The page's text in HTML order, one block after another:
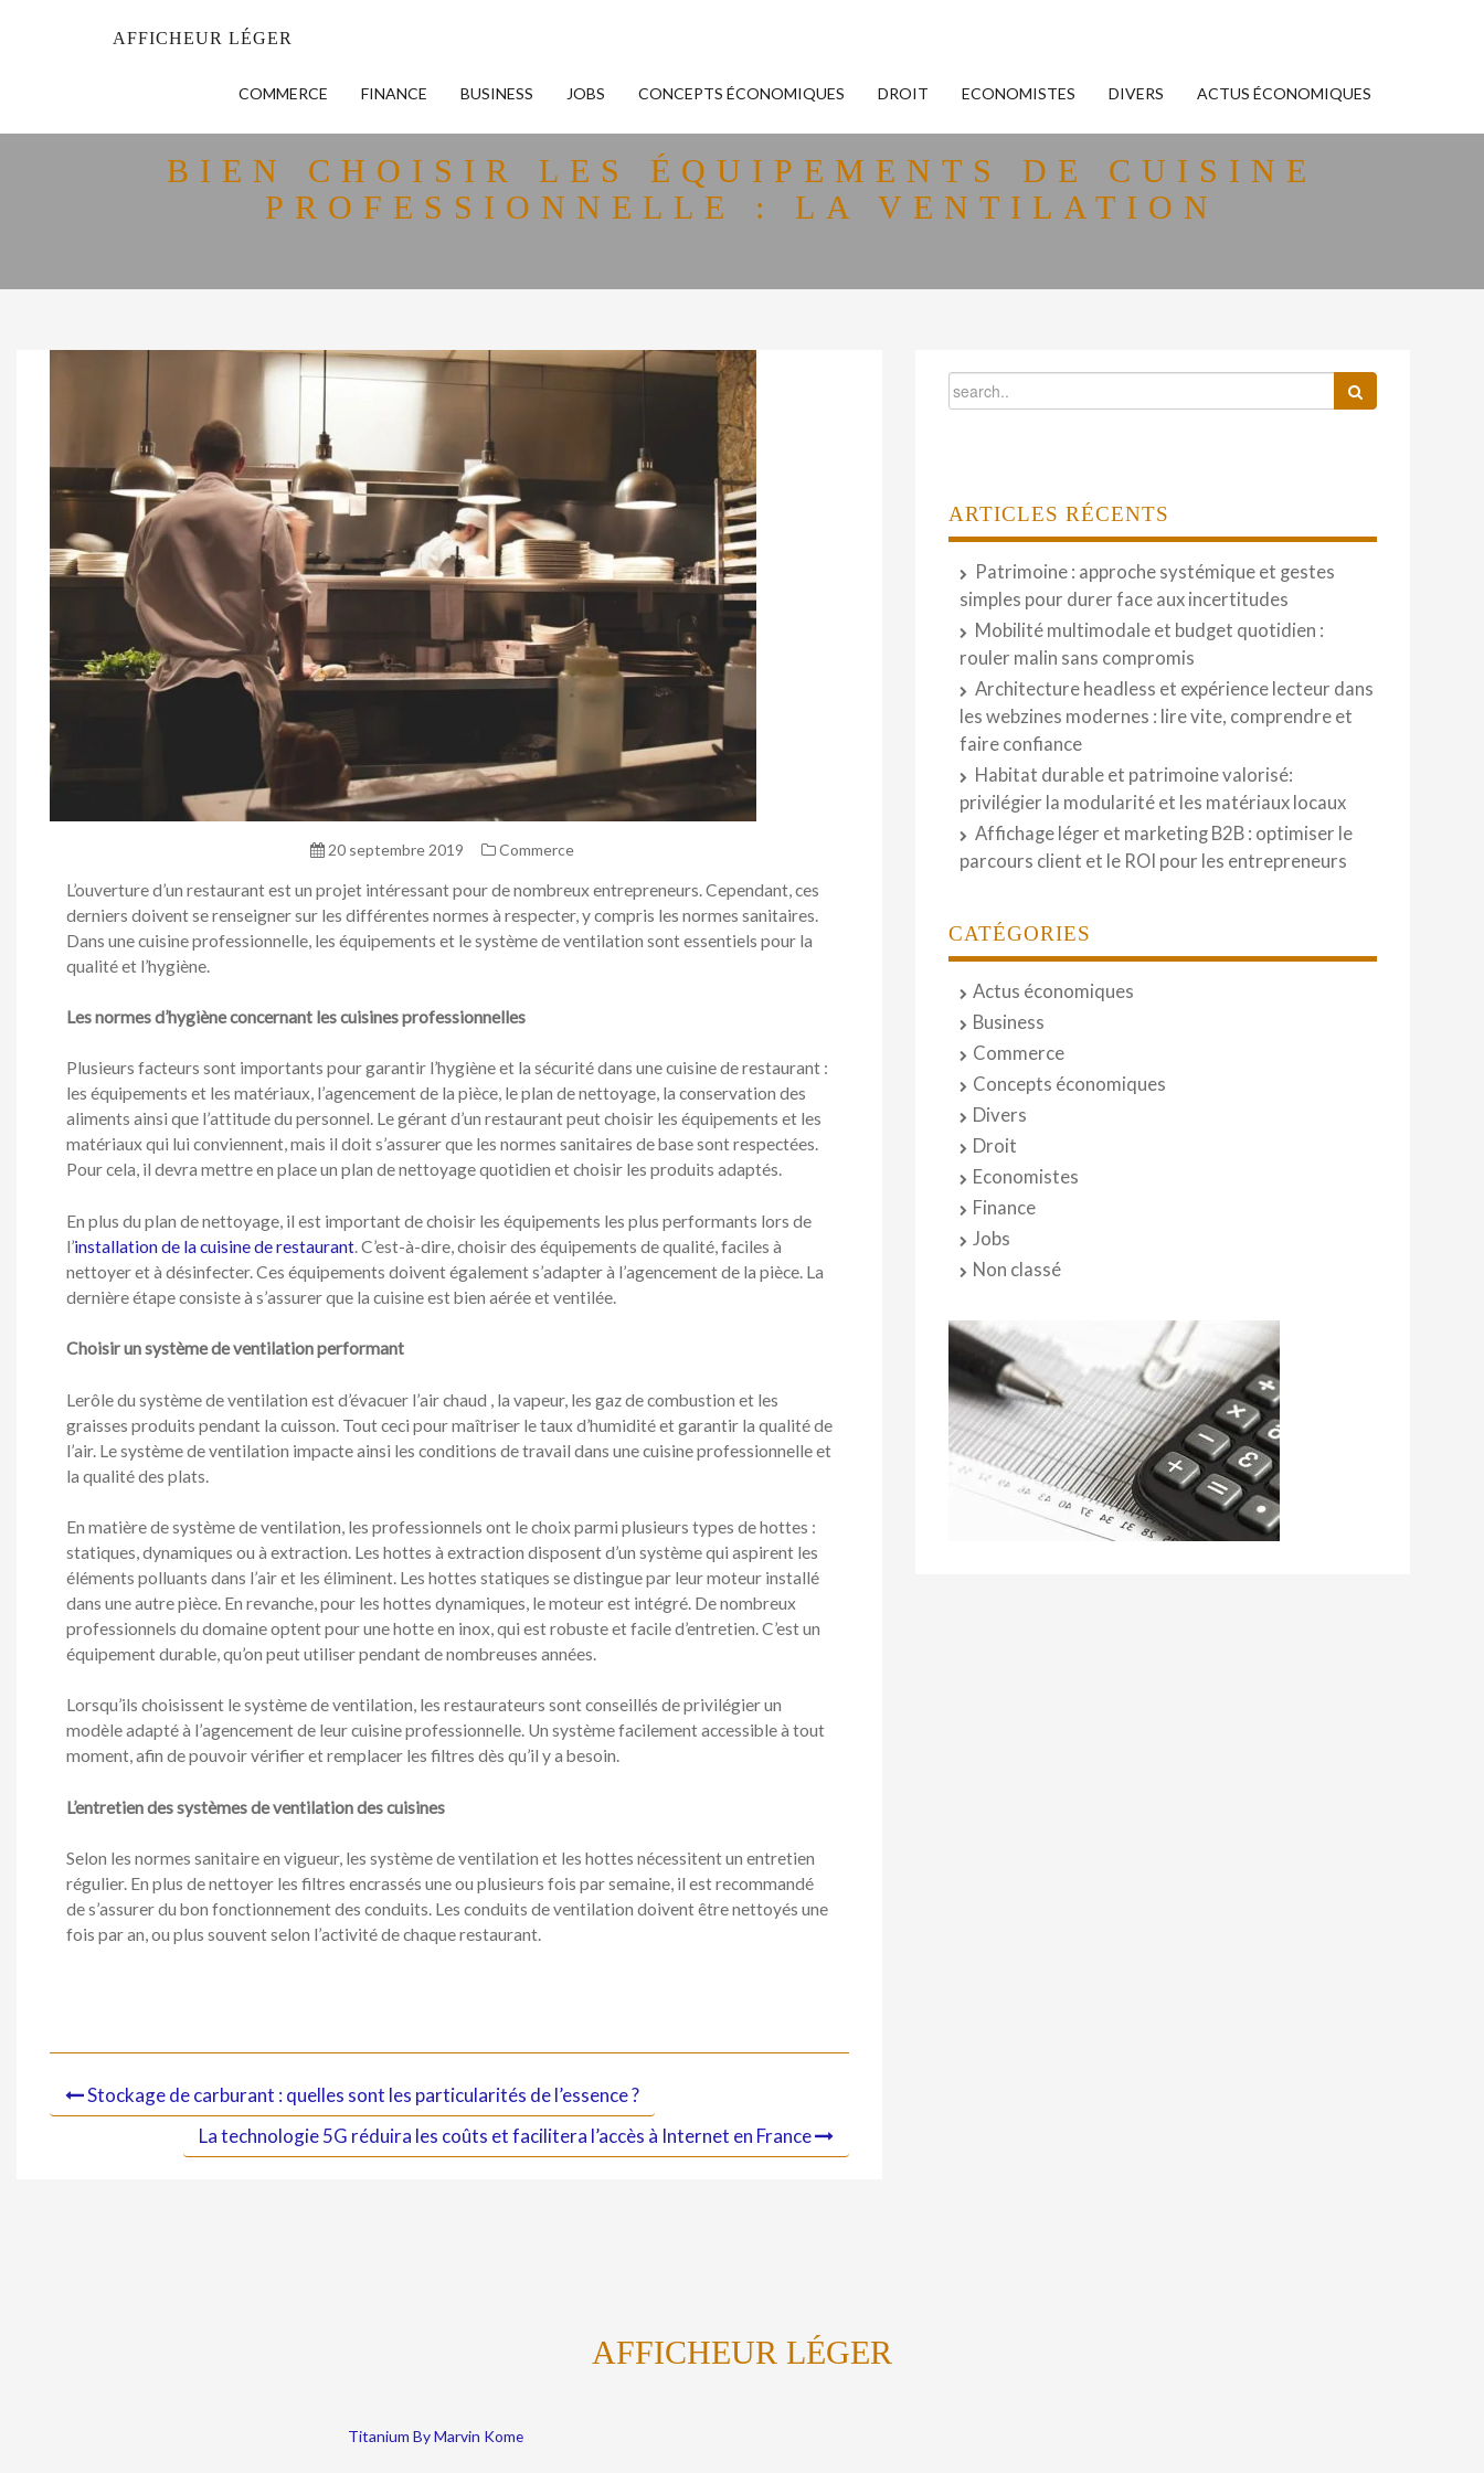
AFFICHEUR LÉGER
COMMERCE FINANCE BUSINESS JOBS CONCEPTS ÉCONOMIQUES DROIT ECONOMISTES DIVERS ACTUS ÉCONOMIQUES
BIEN CHOISIR LES ÉQUIPEMENTS DE CUISINE
PROFESSIONNELLE : LA VENTILATION
20 septembre 2019 Commerce
L’ouverture d’un restaurant est un projet intéressant pour de nombreux entrepreneurs. Cependant, ces
derniers doivent se renseigner sur les différentes normes à respecter, y compris les normes sanitaires.
Dans une cuisine professionnelle, les équipements et le système de ventilation sont essentiels pour la
qualité et l’hygiène.
Les normes d’hygiène concernant les cuisines professionnelles
Plusieurs facteurs sont importants pour garantir l’hygiène et la sécurité dans une cuisine de restaurant :
les équipements et les matériaux, l’agencement de la pièce, le plan de nettoyage, la conservation des
aliments ainsi que l’attitude du personnel. Le gérant d’un restaurant peut choisir les équipements et les
matériaux qui lui conviennent, mais il doit s’assurer que les normes sanitaires de base sont respectées.
Pour cela, il devra mettre en place un plan de nettoyage quotidien et choisir les produits adaptés.
En plus du plan de nettoyage, il est important de choisir les équipements les plus performants lors de
l’installation de la cuisine de restaurant. C’est-à-dire, choisir des équipements de qualité, faciles à
nettoyer et à désinfecter. Ces équipements doivent également s’adapter à l’agencement de la pièce. La
dernière étape consiste à s’assurer que la cuisine est bien aérée et ventilée.
Choisir un système de ventilation performant
Lerôle du système de ventilation est d’évacuer l’air chaud , la vapeur, les gaz de combustion et les
graisses produits pendant la cuisson. Tout ceci pour maîtriser le taux d’humidité et garantir la qualité de
l’air. Le système de ventilation impacte ainsi les conditions de travail dans une cuisine professionnelle et
la qualité des plats.
En matière de système de ventilation, les professionnels ont le choix parmi plusieurs types de hottes :
statiques, dynamiques ou à extraction. Les hottes à extraction disposent d’un système qui aspirent les
éléments polluants dans l’air et les éliminent. Les hottes statiques se distingue par leur moteur installé
dans une autre pièce. En revanche, pour les hottes dynamiques, le moteur est intégré. De nombreux
professionnels du domaine optent pour une hotte en inox, qui est robuste et facile d’entretien. C’est un
équipement durable, qu’on peut utiliser pendant de nombreuses années.
Lorsqu’ils choisissent le système de ventilation, les restaurateurs sont conseillés de privilégier un
modèle adapté à l’agencement de leur cuisine professionnelle. Un système facilement accessible à tout
moment, afin de pouvoir vérifier et remplacer les filtres dès qu’il y a besoin.
L’entretien des systèmes de ventilation des cuisines
Selon les normes sanitaire en vigueur, les système de ventilation et les hottes nécessitent un entretien
régulier. En plus de nettoyer les filtres encrassés une ou plusieurs fois par semaine, il est recommandé
de s’assurer du bon fonctionnement des conduits. Les conduits de ventilation doivent être nettoyés une
fois par an, ou plus souvent selon l’activité de chaque restaurant.
Stockage de carburant : quelles sont les particularités de l’essence ?
La technologie 5G réduira les coûts et facilitera l’accès à Internet en France
ARTICLES RÉCENTS
Patrimoine : approche systémique et gestes
simples pour durer face aux incertitudes
Mobilité multimodale et budget quotidien :
rouler malin sans compromis
Architecture headless et expérience lecteur dans
les webzines modernes : lire vite, comprendre et
faire confiance
Habitat durable et patrimoine valorisé:
privilégier la modularité et les matériaux locaux
Affichage léger et marketing B2B : optimiser le
parcours client et le ROI pour les entrepreneurs
CATÉGORIES
Actus économiques
Business
Commerce
Concepts économiques
Divers
Droit
Economistes
Finance
Jobs
Non classé
AFFICHEUR LÉGER
Titanium By Marvin Kome